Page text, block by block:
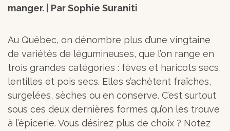
manger. | Par Sophie Suraniti
Au Québec, on dénombre plus d’une vingtaine
de variétés de légumineuses, que l’on range en
trois grandes catégories : fèves et haricots secs,
lentilles et pois secs. Elles s’achètent fraîches,
surgelées, sèches ou en conserve. C’est surtout
sous ces deux dernières formes qu’on les trouve
à l’épicerie. Vous désirez plus de choix ? Notez